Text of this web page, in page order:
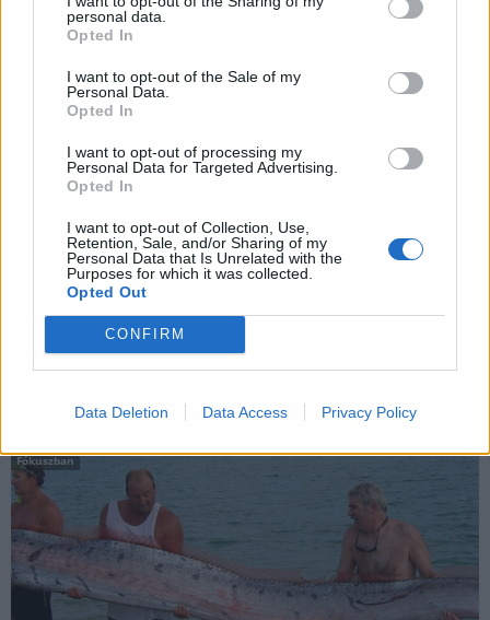
personal data.
Opted In
I want to opt-out of the Sale of my
Personal Data.
Opted In
I want to opt-out of processing my
Personal Data for Targeted Advertising.
Opted In
I want to opt-out of Collection, Use,
Retention, Sale, and/or Sharing of my
Personal Data that Is Unrelated with the
Purposes for which it was collected.
Opted Out
CONFIRM
Data Deletion Data Access Privacy Policy
Néha szórakoztató, máskor furcsa előírásokat kell követniük a
pácienseknek.
A legcsúnyább tengeri lény katasztrófára
Fókuszban